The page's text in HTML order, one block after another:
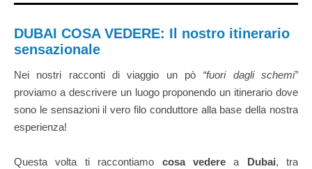
DUBAI COSA VEDERE: Il nostro itinerario
sensazionale
Nei nostri racconti di viaggio un pò “fuori dagli schemi”
proviamo a descrivere un luogo proponendo un itinerario dove
sono le sensazioni il vero filo conduttore alla base della nostra
esperienza!
Questa volta ti raccontiamo cosa vederea Dubai, tra